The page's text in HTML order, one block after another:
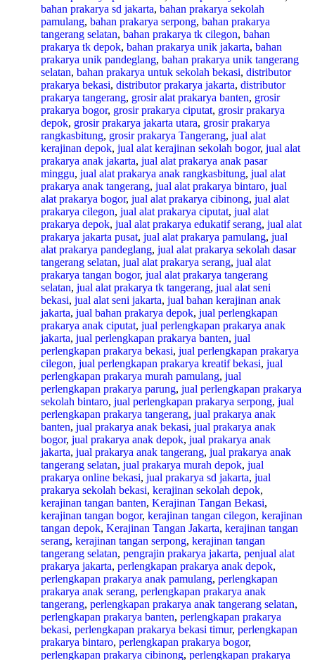
bahan prakarya sd jakarta, bahan prakarya sekolah
pamulang, bahan prakarya serpong, bahan prakarya
tangerang selatan, bahan prakarya tk cilegon, bahan
prakarya tk depok, bahan prakarya unik jakarta, bahan
prakarya unik pandeglang, bahan prakarya unik tangerang
selatan, bahan prakarya untuk sekolah bekasi, distributor
prakarya bekasi, distributor prakarya jakarta, distributor
prakarya tangerang, grosir alat prakarya banten, grosir
prakarya bogor, grosir prakarya ciputat, grosir prakarya
depok, grosir prakarya jakarta utara, grosir prakarya
rangkasbitung, grosir prakarya Tangerang, jual alat
kerajinan depok, jual alat kerajinan sekolah bogor, jual alat
prakarya anak jakarta, jual alat prakarya anak pasar
minggu, jual alat prakarya anak rangkasbitung, jual alat
prakarya anak tangerang, jual alat prakarya bintaro, jual
alat prakarya bogor, jual alat prakarya cibinong, jual alat
prakarya cilegon, jual alat prakarya ciputat, jual alat
prakarya depok, jual alat prakarya edukatif serang, jual alat
prakarya jakarta pusat, jual alat prakarya pamulang, jual
alat prakarya pandeglang, jual alat prakarya sekolah dasar
tangerang selatan, jual alat prakarya serang, jual alat
prakarya tangan bogor, jual alat prakarya tangerang
selatan, jual alat prakarya tk tangerang, jual alat seni
bekasi, jual alat seni jakarta, jual bahan kerajinan anak
jakarta, jual bahan prakarya depok, jual perlengkapan
prakarya anak ciputat, jual perlengkapan prakarya anak
jakarta, jual perlengkapan prakarya banten, jual
perlengkapan prakarya bekasi, jual perlengkapan prakarya
cilegon, jual perlengkapan prakarya kreatif bekasi, jual
perlengkapan prakarya murah pamulang, jual
perlengkapan prakarya parung, jual perlengkapan prakarya
sekolah bintaro, jual perlengkapan prakarya serpong, jual
perlengkapan prakarya tangerang, jual prakarya anak
banten, jual prakarya anak bekasi, jual prakarya anak
bogor, jual prakarya anak depok, jual prakarya anak
jakarta, jual prakarya anak tangerang, jual prakarya anak
tangerang selatan, jual prakarya murah depok, jual
prakarya online bekasi, jual prakarya sd jakarta, jual
prakarya sekolah bekasi, kerajinan sekolah depok,
kerajinan tangan banten, Kerajinan Tangan Bekasi,
kerajinan tangan bogor, kerajinan tangan cilegon, kerajinan
tangan depok, Kerajinan Tangan Jakarta, kerajinan tangan
serang, kerajinan tangan serpong, kerajinan tangan
tangerang selatan, pengrajin prakarya jakarta, penjual alat
prakarya jakarta, perlengkapan prakarya anak depok,
perlengkapan prakarya anak pamulang, perlengkapan
prakarya anak serang, perlengkapan prakarya anak
tangerang, perlengkapan prakarya anak tangerang selatan,
perlengkapan prakarya banten, perlengkapan prakarya
bekasi, perlengkapan prakarya bekasi timur, perlengkapan
prakarya bintaro, perlengkapan prakarya bogor,
perlengkapan prakarya cibinong, perlengkapan prakarya